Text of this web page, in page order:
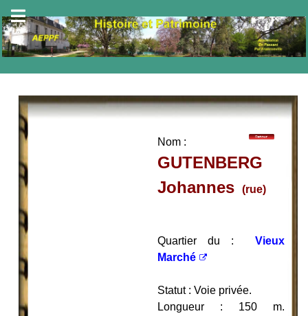
Nom :
GUTENBERG
Johannes
(rue)
Quartier du :Vieux
Marché
Statut : Voie privée.
Longueur : 150 m.